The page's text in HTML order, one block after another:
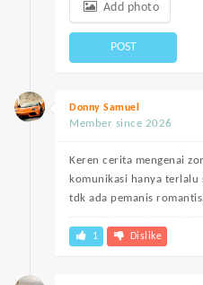
Add photo
POST
Donny Samuel
Member since 2026
Keren cerita mengenai
komunikasi hanya terlalu
tdk ada pemanis
1 Dislike